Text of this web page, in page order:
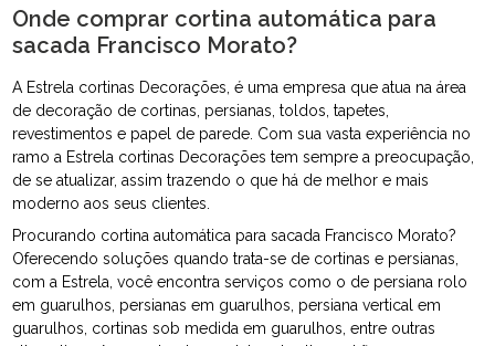
Onde comprar cortina automática para
sacada Francisco Morato?
A Estrela cortinas Decorações, é uma empresa que atua na área
de decoração de cortinas, persianas, toldos, tapetes,
revestimentos e papel de parede. Com sua vasta experiência no
ramo a Estrela cortinas Decorações tem sempre a preocupação,
de se atualizar, assim trazendo o que há de melhor e mais
moderno aos seus clientes.
Procurando cortina automática para sacada Francisco Morato?
Oferecendo soluções quando trata-se de cortinas e persianas,
com a Estrela, você encontra serviços como o de persiana rolo
em guarulhos, persianas em guarulhos, persiana vertical em
guarulhos, cortinas sob medida em guarulhos, entre outras